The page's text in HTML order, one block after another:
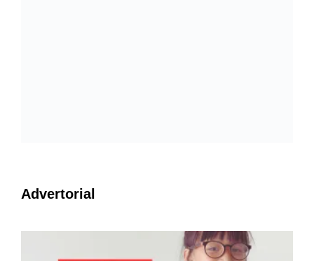
Advertorial